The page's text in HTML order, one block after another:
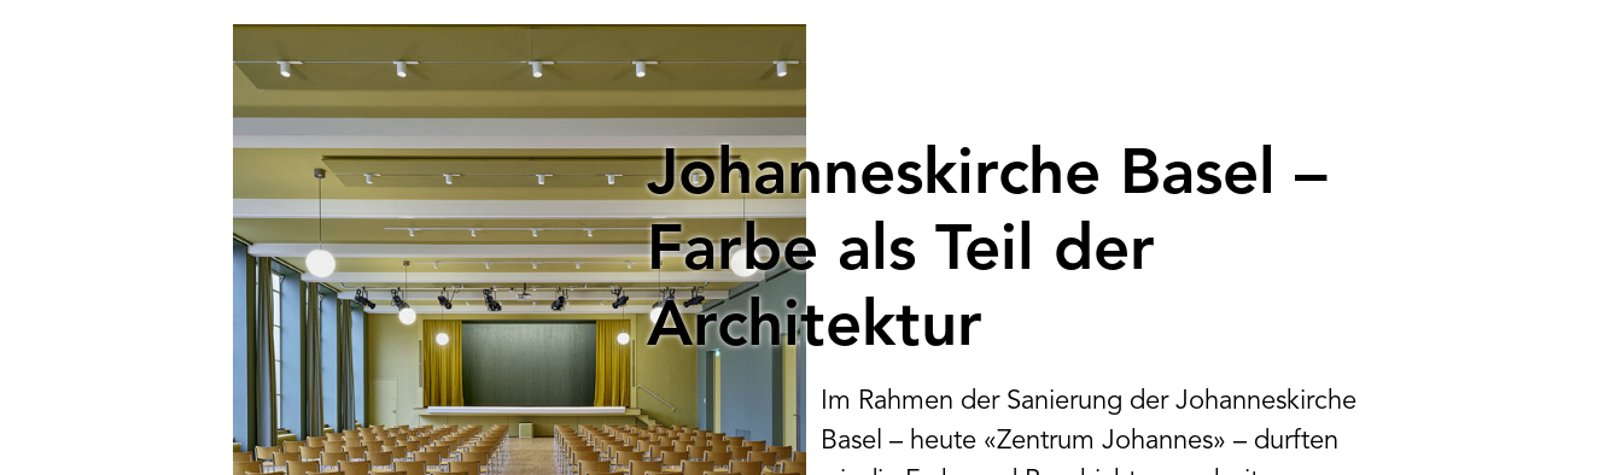
Johanneskirche Basel –
Farbe als Teil der
Architektur
Im Rahmen der Sanierung der Johanneskirche
Basel – heute «Zentrum Johannes» – durften